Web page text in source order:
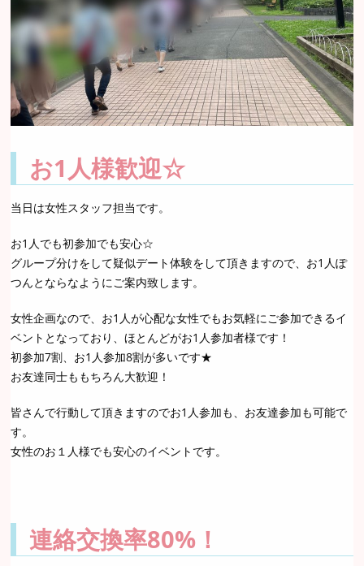
お1人様歓迎☆
当日は女性スタッフ担当です。
お1人でも初参加でも安心☆
グループ分けをして疑似デート体験をして頂きますので、お1人ぽ
つんとならなようにご案内致します。
女性企画なので、お1人が心配な女性でもお気軽にご参加できるイ
ベントとなっており、ほとんどがお1人参加者様です！
初参加7割、お1人参加8割が多いです★
お友達同士ももちろん大歓迎！
皆さんで行動して頂きますのでお1人参加も、お友達参加も可能で
す。
女性のお１人様でも安心のイベントです。
連絡交換率80%！